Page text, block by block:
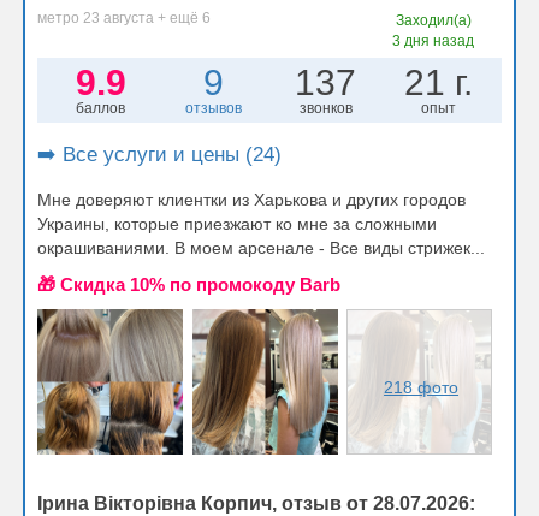
метро 23 августа + ещё 6
Заходил(а)
3 дня назад
9.9
баллов
9
отзывов
137
звонков
21 г.
опыт
➡️ Все услуги и цены (24)
Мне доверяют клиентки из Харькова и других городов
Украины, которые приезжают ко мне за сложными
окрашиваниями. В моем арсенале - Все виды стрижек...
🎁 Cкидка 10% по промокоду Barb
218 фото
Ірина Вікторівна Корпич, отзыв от 28.07.2026: